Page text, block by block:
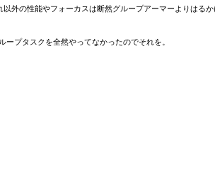
外の性能やフォーカスは断然グループアーマーよりはる
プタスクを全然やってなかったのでそれを。